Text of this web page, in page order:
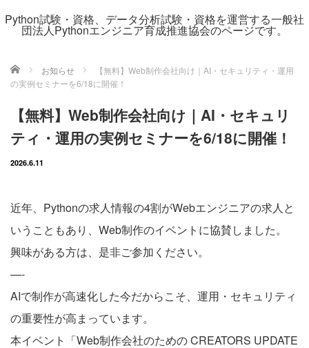
Python試験・資格、データ分析試験・資格を運営する一般社
団法人Pythonエンジニア育成推進協会のページです。
ホーム お知らせ
【無料】Web制作会社向け｜AI・セキュリティ・運用
の実例セミナーを6/18に開催！
【無料】Web制作会社向け｜AI・セキュリ
ティ・運用の実例セミナーを6/18に開催！
2026.6.11
近年、Pythonの求人情報の4割がWebエンジニアの求人と
いうこともあり、Web制作のイベントに協賛しました。
興味がある方は、是非ご参加ください。
—-
AIで制作が高速化した今だからこそ、運用・セキュリティ
の重要性が高まっています。
本イベント「Web制作会社のための CREATORS UPDATE